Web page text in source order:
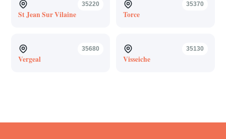
35220
St Jean Sur Vilaine
35370
Torce
35680
Vergeal
35130
Visseiche